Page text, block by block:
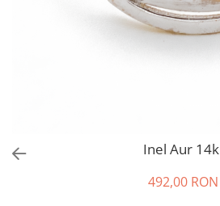
Inel Aur 14k
492,00 RON